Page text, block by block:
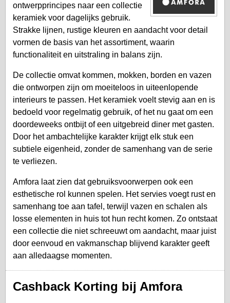
ontwerpprincipes naar een collectie
keramiek voor dagelijks gebruik.
Strakke lijnen, rustige kleuren en aandacht voor detail
vormen de basis van het assortiment, waarin
functionaliteit en uitstraling in balans zijn.
De collectie omvat kommen, mokken, borden en vazen
die ontworpen zijn om moeiteloos in uiteenlopende
interieurs te passen. Het keramiek voelt stevig aan en is
bedoeld voor regelmatig gebruik, of het nu gaat om een
doordeweeks ontbijt of een uitgebreid diner met gasten.
Door het ambachtelijke karakter krijgt elk stuk een
subtiele eigenheid, zonder de samenhang van de serie
te verliezen.
Amfora laat zien dat gebruiksvoorwerpen ook een
esthetische rol kunnen spelen. Het servies voegt rust en
samenhang toe aan tafel, terwijl vazen en schalen als
losse elementen in huis tot hun recht komen. Zo ontstaat
een collectie die niet schreeuwt om aandacht, maar juist
door eenvoud en vakmanschap blijvend karakter geeft
aan alledaagse momenten.
Cashback Korting bij Amfora